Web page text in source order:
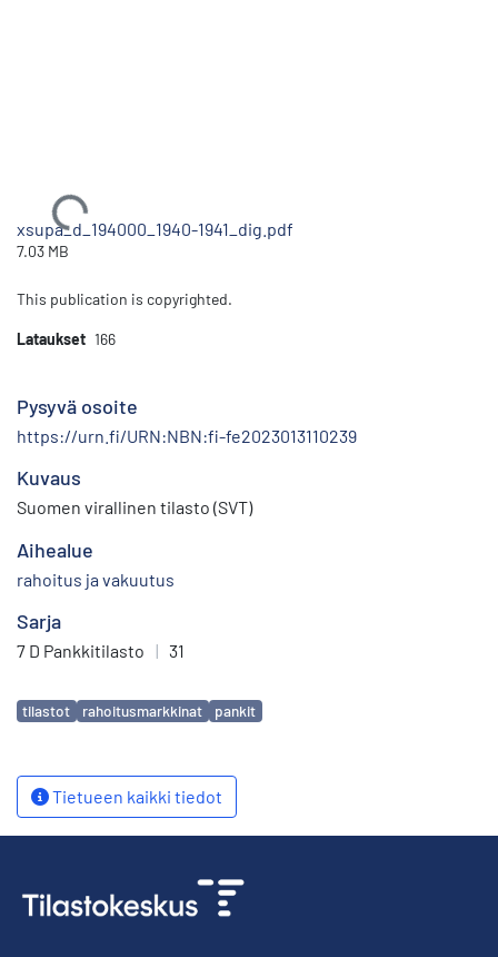
Ladataan...
xsupa_d_194000_1940-1941_dig.pdf
7.03 MB
This publication is copyrighted.
Lataukset 166
Pysyvä osoite
https://urn.fi/URN:NBN:fi-fe2023013110239
Kuvaus
Suomen virallinen tilasto (SVT)
Aihealue
rahoitus ja vakuutus
Sarja
7 D Pankkitilasto | 31
Avainsanat
tilastot rahoitusmarkkinat pankit
Tietueen kaikki tiedot